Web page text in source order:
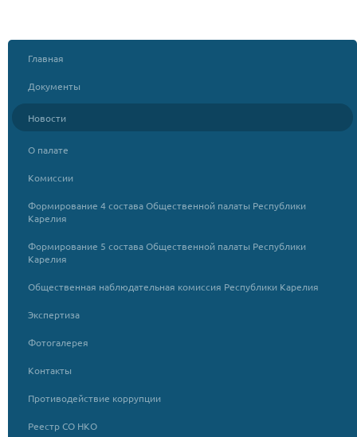
Главная
Документы
Новости
О палате
Комиссии
Формирование 4 состава Общественной палаты Республики
Карелия
Формирование 5 состава Общественной палаты Республики
Карелия
Общественная наблюдательная комиссия Республики Карелия
Экспертиза
Фотогалерея
Контакты
Противодействие коррупции
Реестр СО НКО